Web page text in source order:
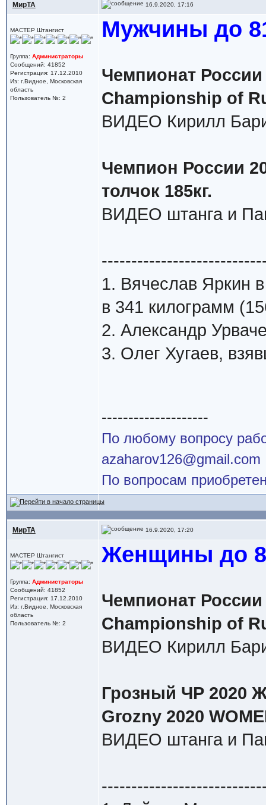
МирТА 16.9.2020, 17:16
МАСТЕР Штангист
Группа: Администраторы
Сообщений: 41852
Регистрация: 17.12.2010
Из: г.Видное, Московская
область
Пользователь №: 2
Мужчины до
Чемпионат
Championship of
ВИДЕО Кирилл
Чемпион России
толчок 185кг.
ВИДЕО штанга и
1. Вячеслав Яркин
в 341 килограмм
2. Александр
3. Олег Хугаев,
--------------------
По любому вопросу
azaharov126@gmail.com
По вопросам
МирТА 16.9.2020, 17:20
МАСТЕР Штангист
Группа: Администраторы
Сообщений: 41852
Регистрация: 17.12.2010
Из: г.Видное, Московская
область
Пользователь №: 2
Женщины до
Чемпионат
Championship of
ВИДЕО Кирилл
Грозный ЧР 2020
Grozny 2020
ВИДЕО штанга и